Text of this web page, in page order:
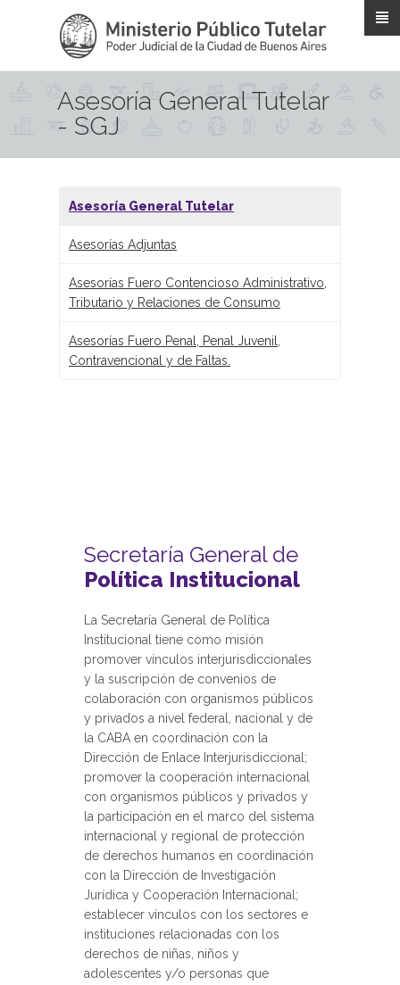
Asesoría General Tutelar
- SGJ
Asesoría General Tutelar
Asesorías Adjuntas
Asesorías Fuero Contencioso Administrativo,
Tributario y Relaciones de Consumo
Asesorías Fuero Penal, Penal Juvenil,
Contravencional y de Faltas.
Secretaría General de
Política Institucional
La Secretaría General de Política
Institucional tiene como misión
promover vínculos interjurisdiccionales
y la suscripción de convenios de
colaboración con organismos públicos
y privados a nivel federal, nacional y de
la CABA en coordinación con la
Dirección de Enlace Interjurisdiccional;
promover la cooperación internacional
con organismos públicos y privados y
la participación en el marco del sistema
internacional y regional de protección
de derechos humanos en coordinación
con la Dirección de Investigación
Jurídica y Cooperación Internacional;
establecer vínculos con los sectores e
instituciones relacionadas con los
derechos de niñas, niños y
adolescentes y/o personas que